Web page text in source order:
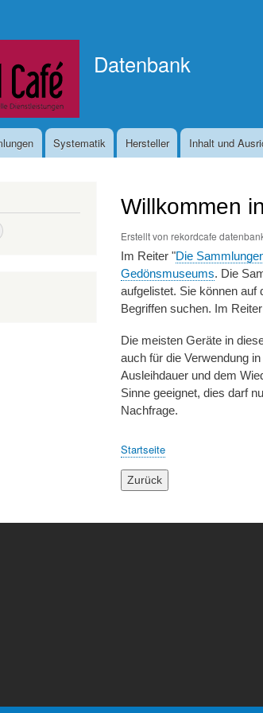
Datenbank
Systematik Hersteller Inhalt und
Willkommen
Erstellt von rekordcafe
Im Reiter "Die
Gedönsmuseums. Die
aufgelistet. Sie können
Begriffen suchen. Im Reiter
Die meisten Geräte in
auch für die Verwendung
Ausleihdauer und dem
Sinne geeignet, dies darf
Nachfrage.
Breadcrumb
Startseite
Zurück